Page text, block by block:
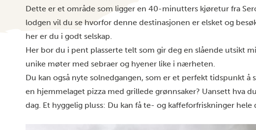
Dette er et område som ligger en 40-minutters kjøretur fra
lodgen vil du se hvorfor denne destinasjonen er elsket og
her er du i godt selskap.
Her bor du i pent plasserte telt som gir deg en slående utsikt
unike møter med sebraer og hyener like i nærheten.
Du kan også nyte solnedgangen, som er et perfekt tidspunkt å
en hjemmelaget pizza med grillede grønnsaker? Uansett hva
dag. Et hyggelig pluss: Du kan få te- og kaffeforfriskninger hele